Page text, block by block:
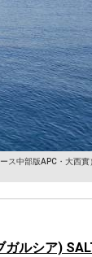
ス中部版APC・大西實）
ガルシア)